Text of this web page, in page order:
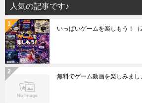
人気の記事です♪
いっぱいゲームを楽しもう！
無料でゲーム動画を楽しみまし